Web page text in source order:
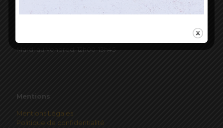
Mardi au Vendredi 12h00-13h45
Mentions
Mentions Légales
Politique de confidentialité